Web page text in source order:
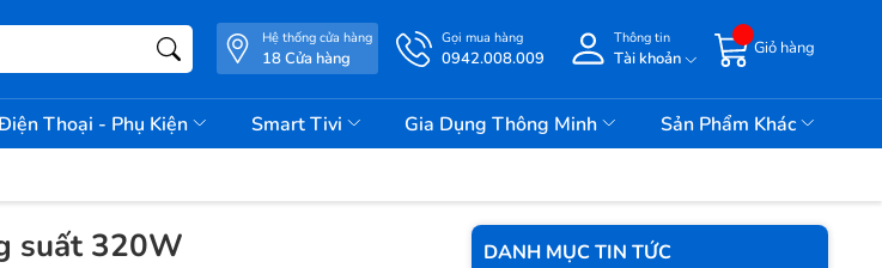
Hệ thống cửa hàng
18 Cửa hàng
Gọi mua hàng
0942.008.009
Thông tin
Tài khoản
Giỏ hàng
Thoại - Phụ Kiện Smart Tivi Gia Dụng Thông Minh Sản Phẩm Khác
suất 320W DANH MỤC TIN TỨC